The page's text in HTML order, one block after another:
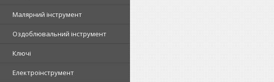
Малярний інструмент
Оздоблювальний інструмент
Ключі
Електроінструмент